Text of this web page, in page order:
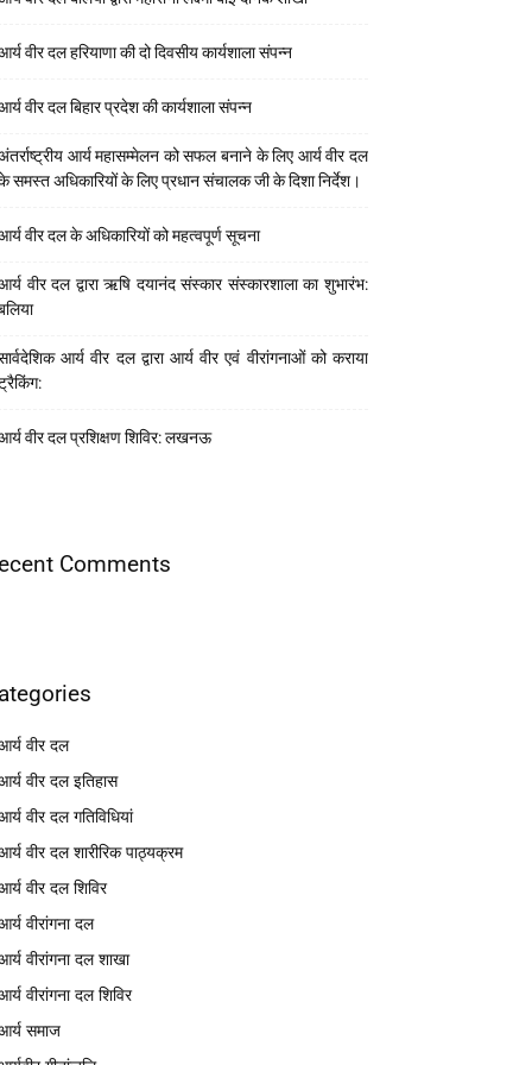
वीर दल हरियाणा की दो दिवसीय कार्यशाला संपन्न
वीर दल बिहार प्रदेश की कार्यशाला संपन्न
आर्य महासम्मेलन को सफल बनाने के लिए आर्य वीर दल
समस्त अधिकारियों के लिए प्रधान संचालक जी के दिशा निर्देश।
वीर दल के अधिकारियों को महत्वपूर्ण सूचना
वीर दल द्वारा ऋषि दयानंद संस्कार संस्कारशाला का शुभारंभ:
आर्य वीर दल द्वारा आर्य वीर एवं वीरांगनाओं को कराया
वीर दल प्रशिक्षण शिविर: लखनऊ
Comments
वीर दल
वीर दल इतिहास
वीर दल गतिविधियां
वीर दल शारीरिक पाठ्यक्रम
वीर दल शिविर
वीरांगना दल
वीरांगना दल शाखा
वीरांगना दल शिविर
समाज